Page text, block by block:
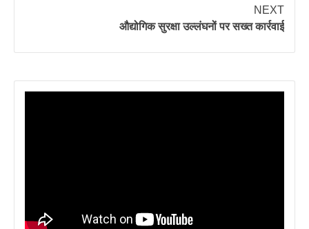
NEXT
औद्योगिक सुरक्षा उल्लंघनों पर सख्त कार्रवाई